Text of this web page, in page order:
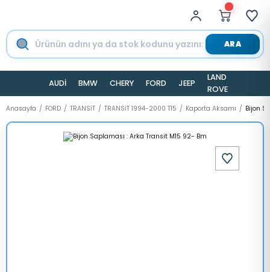
ARA
AUDİ BMW CHERY FORD JEEP
LAND
ROVER
Anasayfa FORD TRANSİT TRANSİT 1994-2000 T15 Kaporta Aksamı Bijon